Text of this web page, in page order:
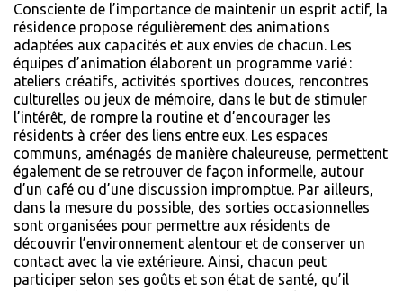
Consciente de l’importance de maintenir un esprit actif, la
résidence propose régulièrement des animations
adaptées aux capacités et aux envies de chacun. Les
équipes d’animation élaborent un programme varié :
ateliers créatifs, activités sportives douces, rencontres
culturelles ou jeux de mémoire, dans le but de stimuler
l’intérêt, de rompre la routine et d’encourager les
résidents à créer des liens entre eux. Les espaces
communs, aménagés de manière chaleureuse, permettent
également de se retrouver de façon informelle, autour
d’un café ou d’une discussion impromptue. Par ailleurs,
dans la mesure du possible, des sorties occasionnelles
sont organisées pour permettre aux résidents de
découvrir l’environnement alentour et de conserver un
contact avec la vie extérieure. Ainsi, chacun peut
participer selon ses goûts et son état de santé, qu’il